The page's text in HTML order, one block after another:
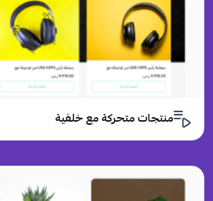
منتجات متحركة مع خلفية